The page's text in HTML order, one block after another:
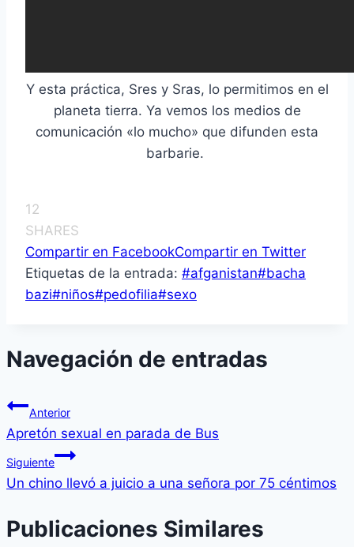
Y esta práctica, Sres y Sras, lo permitimos en el
planeta tierra. Ya vemos los medios de
comunicación «lo mucho» que difunden esta
barbarie.
12
SHARES
Compartir en FacebookCompartir en Twitter
Etiquetas de la entrada: #afganistan#bacha
bazi#niños#pedofilia#sexo
Navegación de entradas
Anterior
Apretón sexual en parada de Bus
Siguiente
Un chino llevó a juicio a una señora por 75 céntimos
Publicaciones Similares